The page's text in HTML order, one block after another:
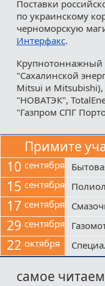
Поставки
по украинскому
черноморскую
Интерфакс.
Крупнотоннажный
"Сахалинской
Mitsui и
"НОВАТЭК",
"Газпром СПГ
Примите
10 сентября
15 сентября
17 сентября
29 сентября
22 октября
самое